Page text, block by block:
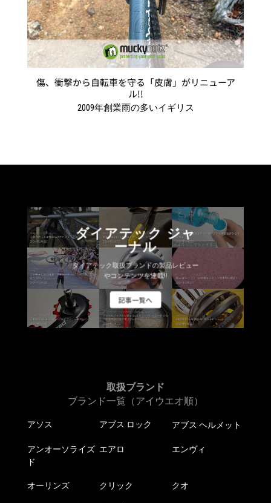
傷、衝撃から自転車を守る「皮膚」がリニューア
ル!!
2009年創業雨の多いイギリス
ダイアテック ジャ
ーナル
ダイアテック取扱ブランドの製品レビュー
やコンテンツを連載!!
記事一覧へ
取扱ブランド
ブランド一覧（アイウエオ順）
アソス アブス ロック アブス ヘルメット
アンオーソライズ
ド
エアロ エンヴィ
オーリンズ クリック クオ